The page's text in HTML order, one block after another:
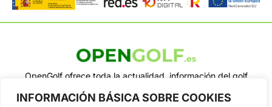
INFORMACIÓN BÁSICA SOBRE COOKIES
OpenGolf ofrece toda la actualidad, información del golf
Jon Rahm, LIV Golf, PGA Tour, Ryder Cup, DP World Tour, LPGA